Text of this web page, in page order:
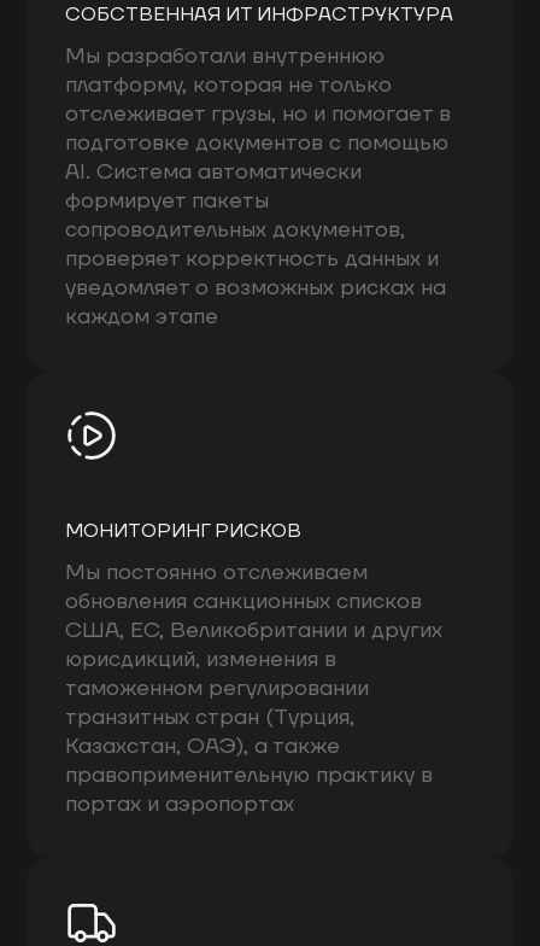
СОБСТВЕННАЯ ИТ ИНФРАСТРУКТУРА
Мы разработали внутреннюю
платформу, которая не только
отслеживает грузы, но и помогает в
подготовке документов с помощью
AI. Система автоматически
формирует пакеты
сопроводительных документов,
проверяет корректность данных и
уведомляет о возможных рисках на
каждом этапе
МОНИТОРИНГ РИСКОВ
Мы постоянно отслеживаем
обновления санкционных списков
США, ЕС, Великобритании и других
юрисдикций, изменения в
таможенном регулировании
транзитных стран (Турция,
Казахстан, ОАЭ), а также
правоприменительную практику в
портах и аэропортах